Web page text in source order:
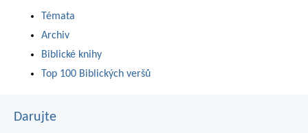
Témata
Archiv
Biblické knihy
Top 100 Biblických veršů
Darujte